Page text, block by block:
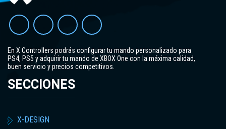
En X Controllers podrás configurar tu mando personalizado para
PS4, PS5 y adquirir tu mando de XBOX One con la máxima calidad,
buen servicio y precios competitivos.
SECCIONES
X-DESIGN